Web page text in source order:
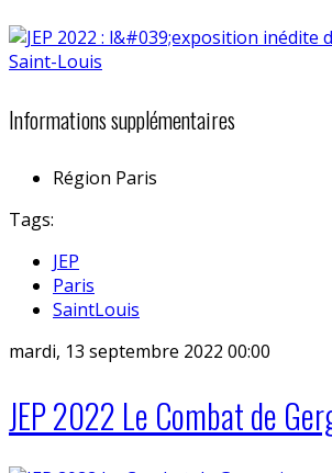
Informations supplémentaires
Région Paris
Tags:
JEP
Paris
SaintLouis
mardi, 13 septembre 2022 00:00
JEP 2022 Le Combat de